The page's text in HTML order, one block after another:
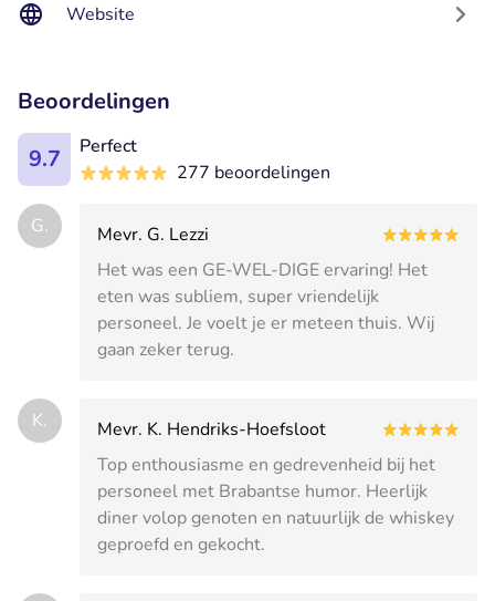
Website
Beoordelingen
9.7
Perfect
277 beoordelingen
G.
Mevr. G. Lezzi
Het was een GE-WEL-DIGE ervaring! Het
eten was subliem, super vriendelijk
personeel. Je voelt je er meteen thuis. Wij
gaan zeker terug.
K.
Mevr. K. Hendriks-Hoefsloot
Top enthousiasme en gedrevenheid bij het
personeel met Brabantse humor. Heerlijk
diner volop genoten en natuurlijk de whiskey
geproefd en gekocht.